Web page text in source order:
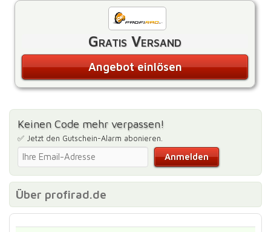
Gratis Versand
Angebot einlösen
Keinen Code mehr verpassen!
✅ Jetzt den Gutschein-Alarm abonieren.
Über profirad.de